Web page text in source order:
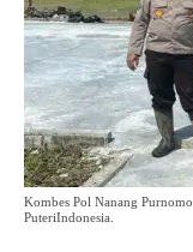
Kombes Pol Nanang
PuteriIndonesia.